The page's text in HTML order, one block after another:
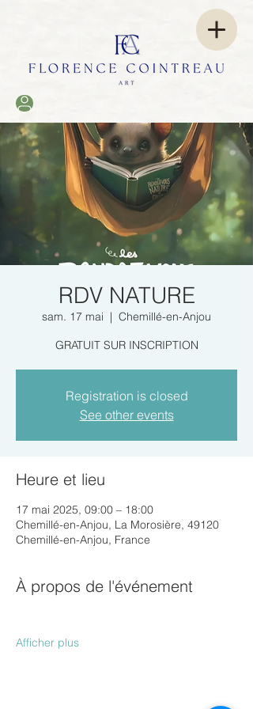
RDV NATURE
sam. 17 mai
  |
Chemillé-en-Anjou
GRATUIT SUR INSCRIPTION
Registration is closed
See other events
Heure et lieu
17 mai 2025, 09:00 – 18:00
Chemillé-en-Anjou, La Morosière, 49120
Chemillé-en-Anjou, France
À propos de l'événement
Afficher plus